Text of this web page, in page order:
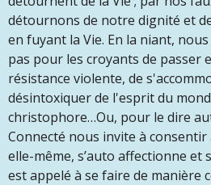
détournons de notre dignité et
en fuyant la Vie. En la niant,
pas pour les croyants de passer
résistance violente, de
désintoxiquer de l'esprit du
christophore…Ou, pour le dire
Connecté nous invite à consentir
elle-même, s’auto affectionne et
est appelé à se faire de manière